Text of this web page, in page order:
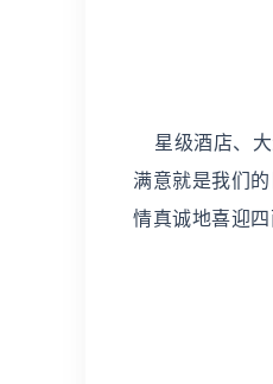
星级酒店、大
满意就是我们
情真诚地喜迎